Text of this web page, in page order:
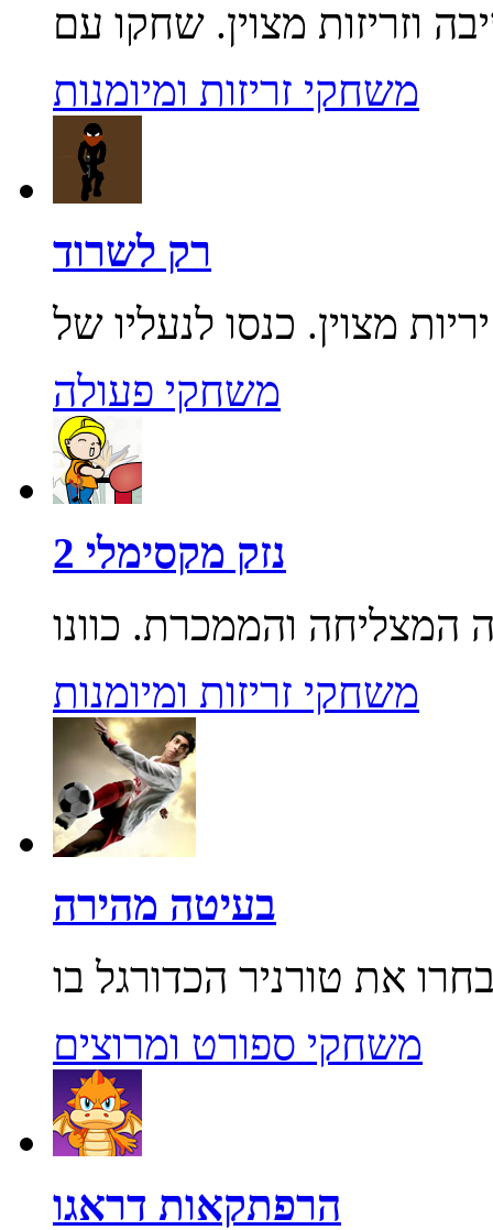
משחקי זריזות ומיומנות
רק לשרוד
משחקי פעולה
נזק מקסימלי 2
משחקי זריזות ומיומנות
בעיטה מהירה
משחקי ספורט ומרוצים
הרפתקאות דראגו